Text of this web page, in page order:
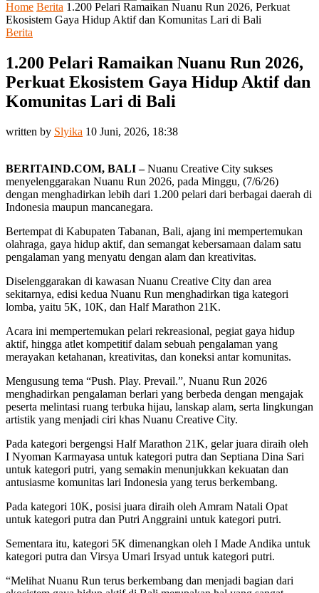
Home Berita 1.200 Pelari Ramaikan Nuanu Run 2026, Perkuat
Ekosistem Gaya Hidup Aktif dan Komunitas Lari di Bali
Berita
1.200 Pelari Ramaikan Nuanu Run 2026,
Perkuat Ekosistem Gaya Hidup Aktif dan
Komunitas Lari di Bali
written by Slyika 10 Juni, 2026, 18:38
BERITAIND.COM, BALI –Nuanu Creative City sukses
menyelenggarakan Nuanu Run 2026, pada Minggu, (7/6/26)
dengan menghadirkan lebih dari 1.200 pelari dari berbagai daerah di
Indonesia maupun mancanegara.
Bertempat di Kabupaten Tabanan, Bali, ajang ini mempertemukan
olahraga, gaya hidup aktif, dan semangat kebersamaan dalam satu
pengalaman yang menyatu dengan alam dan kreativitas.
Diselenggarakan di kawasan Nuanu Creative City dan area
sekitarnya, edisi kedua Nuanu Run menghadirkan tiga kategori
lomba, yaitu 5K, 10K, dan Half Marathon 21K.
Acara ini mempertemukan pelari rekreasional, pegiat gaya hidup
aktif, hingga atlet kompetitif dalam sebuah pengalaman yang
merayakan ketahanan, kreativitas, dan koneksi antar komunitas.
Mengusung tema “Push. Play. Prevail.”, Nuanu Run 2026
menghadirkan pengalaman berlari yang berbeda dengan mengajak
peserta melintasi ruang terbuka hijau, lanskap alam, serta lingkungan
artistik yang menjadi ciri khas Nuanu Creative City.
Pada kategori bergengsi Half Marathon 21K, gelar juara diraih oleh
I Nyoman Karmayasa untuk kategori putra dan Septiana Dina Sari
untuk kategori putri, yang semakin menunjukkan kekuatan dan
antusiasme komunitas lari Indonesia yang terus berkembang.
Pada kategori 10K, posisi juara diraih oleh Amram Natali Opat
untuk kategori putra dan Putri Anggraini untuk kategori putri.
Sementara itu, kategori 5K dimenangkan oleh I Made Andika untuk
kategori putra dan Virsya Umari Irsyad untuk kategori putri.
“Melihat Nuanu Run terus berkembang dan menjadi bagian dari